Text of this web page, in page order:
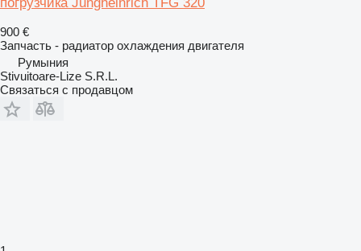
900 €
Запчасть - радиатор охлаждения двигателя
Румыния
Stivuitoare-Lize S.R.L.
Связаться с продавцом